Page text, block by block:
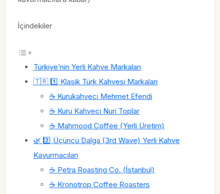
İçindekiler
Türkiye’nin Yerli Kahve Markaları
🇹🇷 1️⃣ Klasik Türk Kahvesi Markaları
☕ Kurukahveci Mehmet Efendi
☕ Kuru Kahveci Nuri Toplar
☕ Mahmood Coffee (Yerli Üretim)
🌿 2️⃣ Üçüncü Dalga (3rd Wave) Yerli Kahve
Kavurmacıları
☕ Petra Roasting Co. (İstanbul)
☕ Kronotrop Coffee Roasters